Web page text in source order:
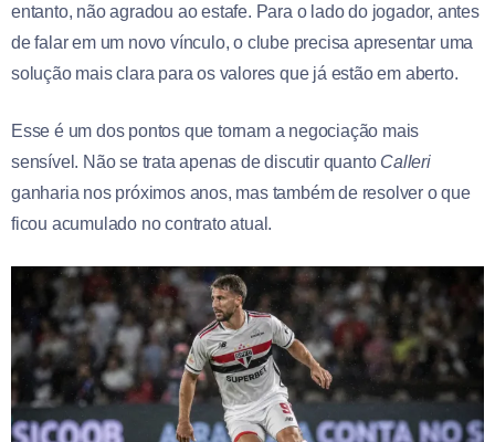
entanto, não agradou ao estafe. Para o lado do jogador, antes
de falar em um novo vínculo, o clube precisa apresentar uma
solução mais clara para os valores que já estão em aberto.
Esse é um dos pontos que tornam a negociação mais
sensível. Não se trata apenas de discutir quanto Calleri
ganharia nos próximos anos, mas também de resolver o que
ficou acumulado no contrato atual.